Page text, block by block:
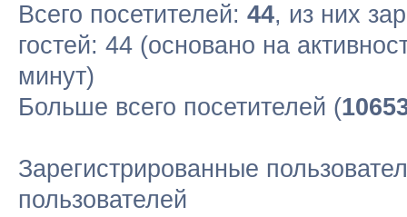
Всего посетителей: 44, из них
гостей: 44 (основано на
минут)
Больше всего посетителей (
Зарегистрированные
пользователей